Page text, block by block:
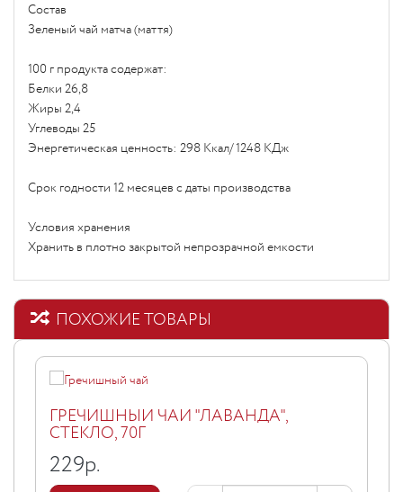
Состав
Зеленый чай матча (маття)
100 г продукта содержат:
Белки 26,8
Жиры 2,4
Углеводы 25
Энергетическая ценность: 298 Ккал/ 1248 КДж
Срок годности 12 месяцев с даты производства
Условия хранения
Хранить в плотно закрытой непрозрачной емкости
ПОХОЖИЕ ТОВАРЫ
ГРЕЧИШНЫЙ ЧАЙ "ЛАВАНДА",
СТЕКЛО, 70Г
229р.